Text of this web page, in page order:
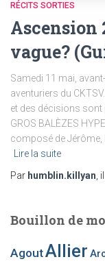
RÉCITS SORTIES
Ascension
vague?
Samedi 11 mai,
aventuriers du
et des décisions sont
GROS BALÈZES
composé de Jérôme,
Lire la suite
Par humblin.killyan,
Bouillon de
AgoutAllier